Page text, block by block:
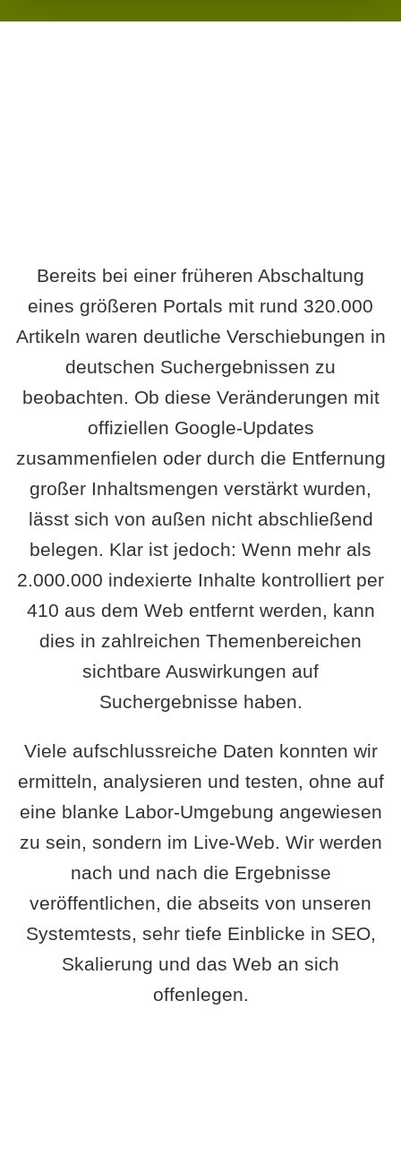
Bereits bei einer früheren Abschaltung
eines größeren Portals mit rund 320.000
Artikeln waren deutliche Verschiebungen in
deutschen Suchergebnissen zu
beobachten. Ob diese Veränderungen mit
offiziellen Google-Updates
zusammenfielen oder durch die Entfernung
großer Inhaltsmengen verstärkt wurden,
lässt sich von außen nicht abschließend
belegen. Klar ist jedoch: Wenn mehr als
2.000.000 indexierte Inhalte kontrolliert per
410 aus dem Web entfernt werden, kann
dies in zahlreichen Themenbereichen
sichtbare Auswirkungen auf
Suchergebnisse haben.
Viele aufschlussreiche Daten konnten wir
ermitteln, analysieren und testen, ohne auf
eine blanke Labor-Umgebung angewiesen
zu sein, sondern im Live-Web. Wir werden
nach und nach die Ergebnisse
veröffentlichen, die abseits von unseren
Systemtests, sehr tiefe Einblicke in SEO,
Skalierung und das Web an sich
offenlegen.